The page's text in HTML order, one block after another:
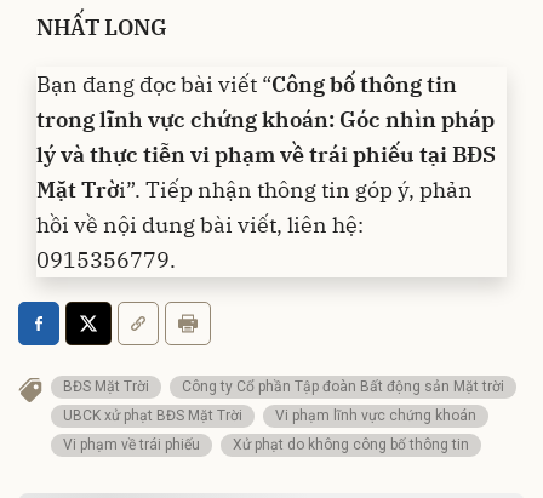
NHẤT LONG
Bạn đang đọc bài viết “Công bố thông tin
trong lĩnh vực chứng khoán: Góc nhìn pháp
lý và thực tiễn vi phạm về trái phiếu tại BĐS
Mặt Trời”. Tiếp nhận thông tin góp ý, phản
hồi về nội dung bài viết, liên hệ:
0915356779.
BĐS Mặt Trời
Công ty Cổ phần Tập đoàn Bất động sản Mặt trời
UBCK xử phạt BĐS Mặt Trời
Vi phạm lĩnh vực chứng khoán
Vi phạm về trái phiếu
Xử phạt do không công bố thông tin